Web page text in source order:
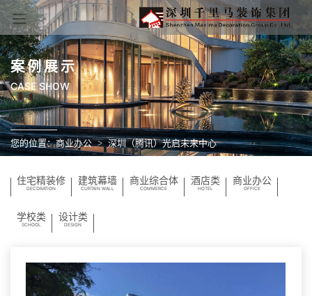
案例展示
CASE SHOW
您的位置：商业办公 深圳（腾讯）光启未来中心
住宅精装修
DECORATION
建筑幕墙
CURTAIN WALL
商业综合体
COMMERCE
酒店类
HOTEL
商业办公
OFFICE
学校类
SCHOOL
设计类
DESIGN